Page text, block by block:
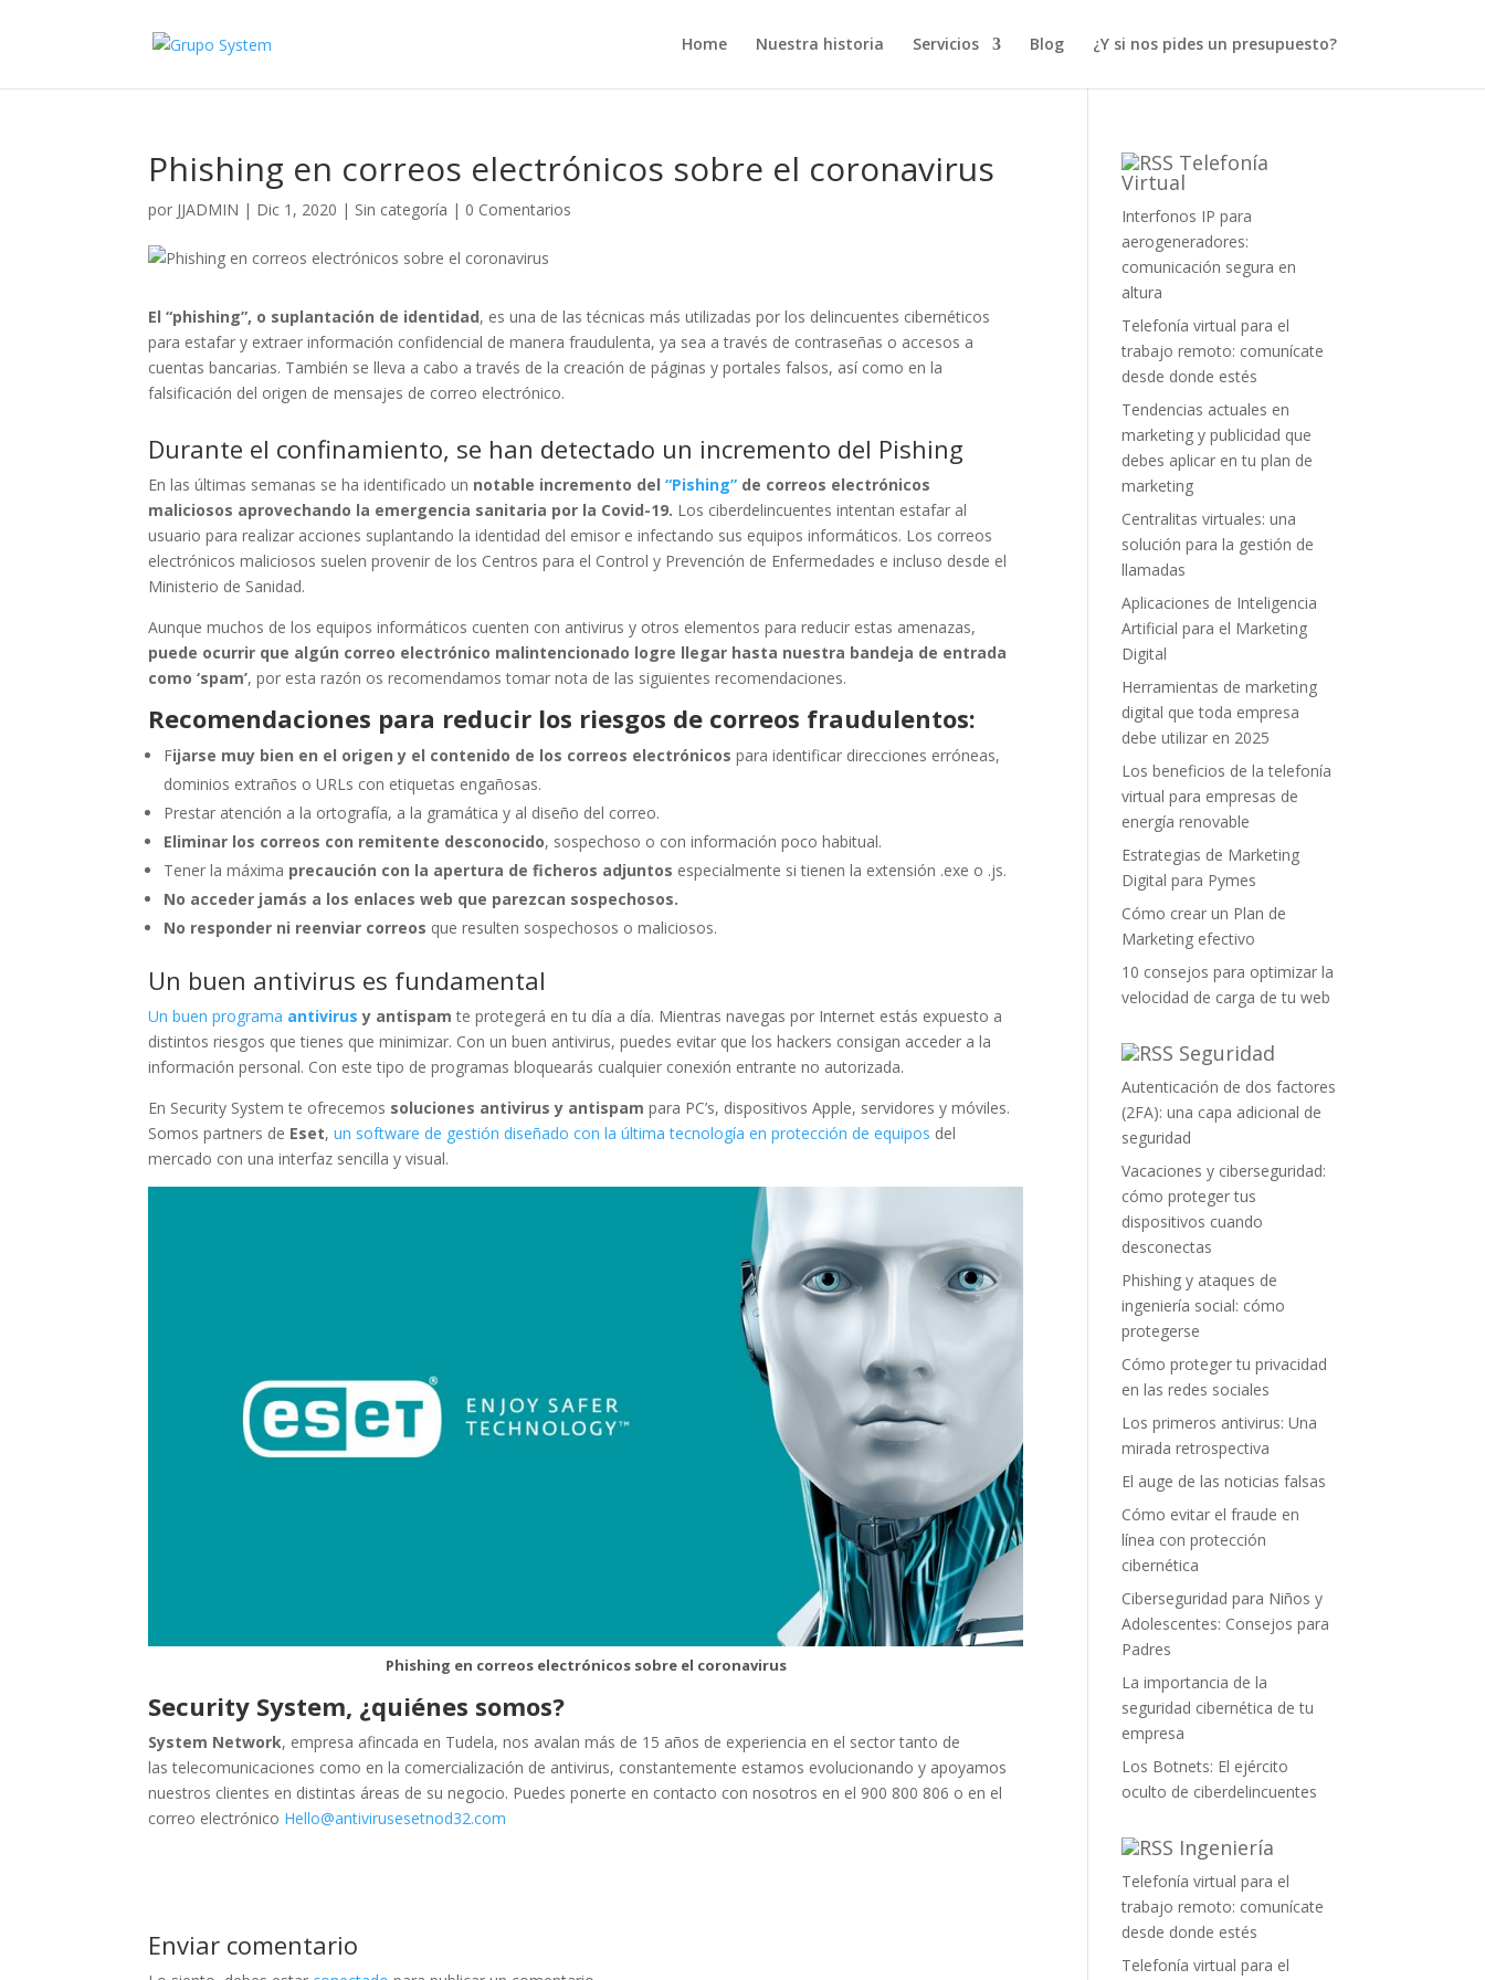
Home Nuestra historia Servicios Blog ¿Y si nos pides un presupuesto?
Phishing en correos electrónicos sobre el coronavirus
por JJADMIN | Dic 1, 2020 | Sin categoría | 0 Comentarios
El “phishing”, o suplantación de identidad, es una de las técnicas más utilizadas por los delincuentes cibernéticos
para estafar y extraer información confidencial de manera fraudulenta, ya sea a través de contraseñas o accesos a
cuentas bancarias. También se lleva a cabo a través de la creación de páginas y portales falsos, así como en la
falsificación del origen de mensajes de correo electrónico.
Durante el confinamiento, se han detectado un incremento del Pishing
En las últimas semanas se ha identificado un notable incremento del“Pishing” de correos electrónicos
maliciosos aprovechando la emergencia sanitaria por la Covid-19. Los ciberdelincuentes intentan estafar al
usuario para realizar acciones suplantando la identidad del emisor e infectando sus equipos informáticos. Los correos
electrónicos maliciosos suelen provenir de los Centros para el Control y Prevención de Enfermedades e incluso desde el
Ministerio de Sanidad.
Aunque muchos de los equipos informáticos cuenten con antivirus y otros elementos para reducir estas amenazas,
puede ocurrir que algún correo electrónico malintencionado logre llegar hasta nuestra bandeja de entrada
como ‘spam’, por esta razón os recomendamos tomar nota de las siguientes recomendaciones.
Recomendaciones para reducir los riesgos de correos fraudulentos:
Fijarse muy bien en el origen y el contenido de los correos electrónicos para identificar direcciones erróneas,
dominios extraños o URLs con etiquetas engañosas.
Prestar atención a la ortografía, a la gramática y al diseño del correo.
Eliminar los correos con remitente desconocido, sospechoso o con información poco habitual.
Tener la máxima precaución con la apertura de ficheros adjuntos especialmente si tienen la extensión .exe o .js.
No acceder jamás a los enlaces web que parezcan sospechosos.
No responder ni reenviar correos que resulten sospechosos o maliciosos.
Un buen antivirus es fundamental
Un buen programa antivirus y antispam te protegerá en tu día a día. Mientras navegas por Internet estás expuesto a
distintos riesgos que tienes que minimizar. Con un buen antivirus, puedes evitar que los hackers consigan acceder a la
información personal. Con este tipo de programas bloquearás cualquier conexión entrante no autorizada.
En Security System te ofrecemos soluciones antivirus y antispam para PC’s, dispositivos Apple, servidores y móviles.
Somos partners de Eset,un software de gestión diseñado con la última tecnología en protección de equipos del
mercado con una interfaz sencilla y visual.
Phishing en correos electrónicos sobre el coronavirus
Security System, ¿quiénes somos?
System Network, empresa afincada en Tudela, nos avalan más de 15 años de experiencia en el sector tanto de
las telecomunicaciones como en la comercialización de antivirus, constantemente estamos evolucionando y apoyamos
nuestros clientes en distintas áreas de su negocio. Puedes ponerte en contacto con nosotros en el 900 800 806 o en el
correo electrónico Hello@antivirusesetnod32.com
Enviar comentario
Telefonía
Virtual
Interfonos IP para
aerogeneradores:
comunicación segura en
altura
Telefonía virtual para el
trabajo remoto: comunícate
desde donde estés
Tendencias actuales en
marketing y publicidad que
debes aplicar en tu plan de
marketing
Centralitas virtuales: una
solución para la gestión de
llamadas
Aplicaciones de Inteligencia
Artificial para el Marketing
Digital
Herramientas de marketing
digital que toda empresa
debe utilizar en 2025
Los beneficios de la telefonía
virtual para empresas de
energía renovable
Estrategias de Marketing
Digital para Pymes
Cómo crear un Plan de
Marketing efectivo
10 consejos para optimizar la
velocidad de carga de tu web
Seguridad
Autenticación de dos factores
(2FA): una capa adicional de
seguridad
Vacaciones y ciberseguridad:
cómo proteger tus
dispositivos cuando
desconectas
Phishing y ataques de
ingeniería social: cómo
protegerse
Cómo proteger tu privacidad
en las redes sociales
Los primeros antivirus: Una
mirada retrospectiva
El auge de las noticias falsas
Cómo evitar el fraude en
línea con protección
cibernética
Ciberseguridad para Niños y
Adolescentes: Consejos para
Padres
La importancia de la
seguridad cibernética de tu
empresa
Los Botnets: El ejército
oculto de ciberdelincuentes
Ingeniería
Telefonía virtual para el
trabajo remoto: comunícate
desde donde estés
Telefonía virtual para el